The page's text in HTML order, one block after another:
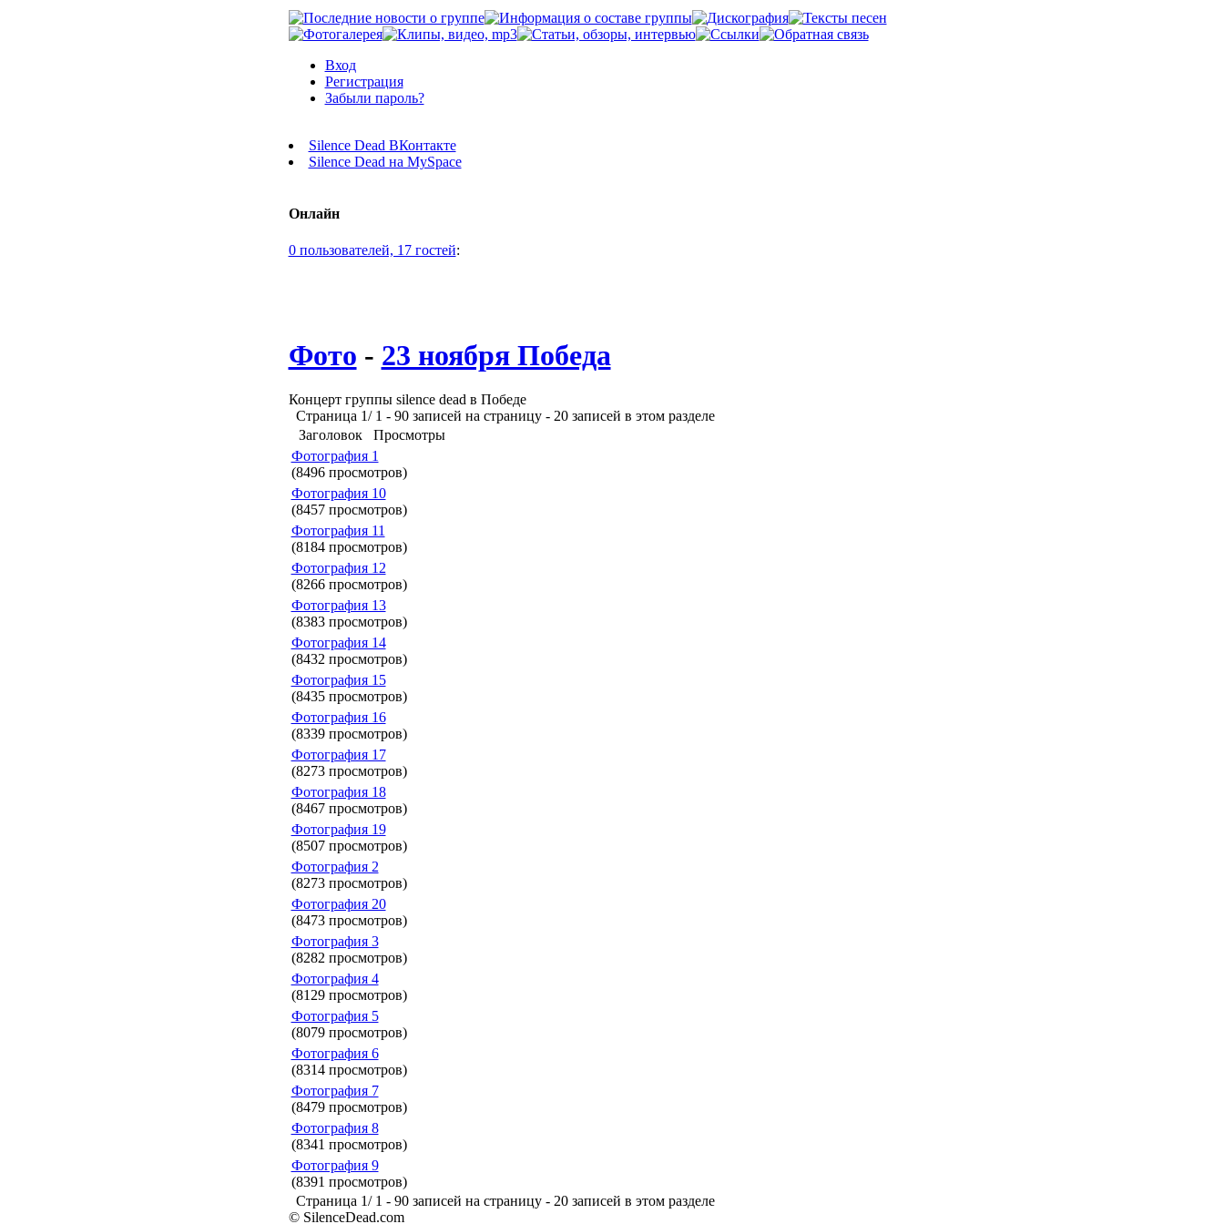
Вход
Регистрация
Забыли пароль?
Silence Dead ВКонтакте
Silence Dead на MySpace
Онлайн
0 пользователей, 17 гостей:
Фото - 23 ноября Победа
Концерт группы silence dead в Победе
Страница 1/ 1 - 90 записей на страницу - 20 записей в этом разделе
Заголовок
Просмотры
Фотография 1
(8496 просмотров)
Фотография 10
(8457 просмотров)
Фотография 11
(8184 просмотров)
Фотография 12
(8266 просмотров)
Фотография 13
(8383 просмотров)
Фотография 14
(8432 просмотров)
Фотография 15
(8435 просмотров)
Фотография 16
(8339 просмотров)
Фотография 17
(8273 просмотров)
Фотография 18
(8467 просмотров)
Фотография 19
(8507 просмотров)
Фотография 2
(8273 просмотров)
Фотография 20
(8473 просмотров)
Фотография 3
(8282 просмотров)
Фотография 4
(8129 просмотров)
Фотография 5
(8079 просмотров)
Фотография 6
(8314 просмотров)
Фотография 7
(8479 просмотров)
Фотография 8
(8341 просмотров)
Фотография 9
(8391 просмотров)
Страница 1/ 1 - 90 записей на страницу - 20 записей в этом разделе
© SilenceDead.com